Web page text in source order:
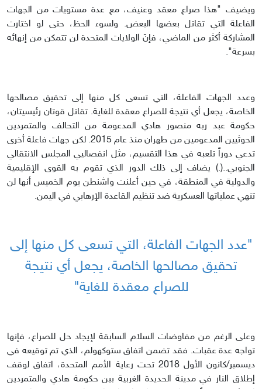
ويضيف "هذا صراع معقد وعنيف، مع عدة مستويات من الجهات
الفاعلة التي تقاتل بعضها البعض. ولسوء الحظ، حتى لو اختارت
المشاركة أكثر من الماضي، فإنّ الولايات المتحدة لن تتمكن من إنهائه
بسرعة".
وعدد الجهات الفاعلة، التي تسعى كل منها إلى تحقيق مصالحها
الخاصة، يجعل أي نتيجة للصراع معقدة للغاية. تقاتل قوتان رئيسيتان،
حكومة عبد ربه منصور هادي المدعومة من التحالف والمتمردين
الحوثيين المدعومين من طهران منذ عام 2015. لكن جهات فاعلة أخرى
تدعي دوراً تلعبه في هذا التقسيم، مثل انفصاليي المجلس الانتقالي
الجنوبي..(.) يضاف إلى ذلك الدور الذي تقوم به القوى الإقليمية
والدولية في المنطقة، في حين أعلنت واشنطن يوم الخميس أنها لن
تنهي عملياتها العسكرية ضد تنظيم القاعدة الإرهابي في اليمن.
"عدد الجهات الفاعلة، التي تسعى كل منها إلى
تحقيق مصالحها الخاصة، يجعل أي نتيجة
للصراع معقدة للغاية"
وعلى الرغم من مفاوضات السلام السابقة لإيجاد حل للصراع، فإنها
تواجه عدة عقبات. فقد تضمن اتفاق ستوكهولم، الذي تم توقيعه في
ديسمبر/كانون الأول 2018 تحت رعاية الأمم المتحدة، اتفاق لوقف
إطلاق النار في مدينة الحديدة الغربية بين حكومة هادي والمتمردين